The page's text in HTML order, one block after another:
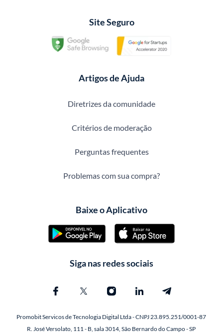
Site Seguro
Artigos de Ajuda
Diretrizes da comunidade
Critérios de moderação
Perguntas frequentes
Problemas com sua compra?
Baixe o Aplicativo
Siga nas redes sociais
Promobit Servicos de Tecnologia Digital Ltda - CNPJ 23.895.251/0001-87
R. José Versolato, 111 - B, sala 3014, São Bernardo do Campo - SP